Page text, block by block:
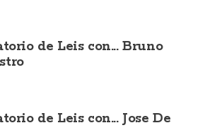
de Leis con... Bruno
de Leis con... Jose De